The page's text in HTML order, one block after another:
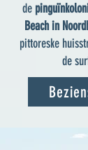
de
Beach in
pittoreske
de